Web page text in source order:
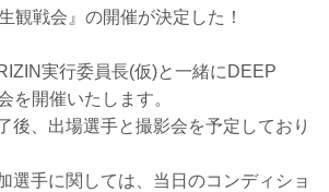
観戦会』の開催が決定した！
実行委員長(仮)と一緒にDEEP
を開催いたします。
場選手と撮影会を予定しており
に関しては、当日のコンディショ